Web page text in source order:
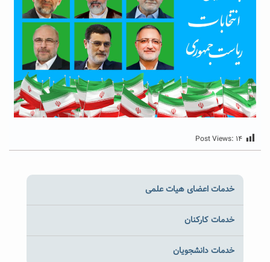
Post Views: ۱۴
خدمات اعضای هیات علمی
خدمات کارکنان
خدمات دانشجویان